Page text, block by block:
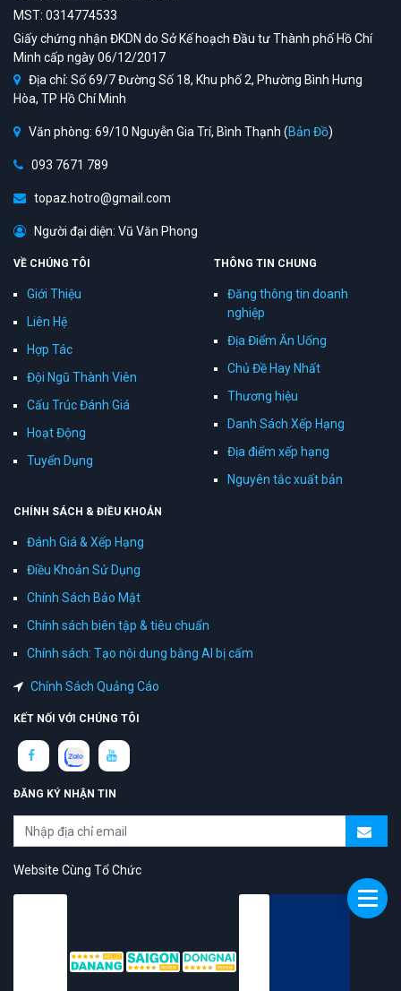
MST: 0314774533
Giấy chứng nhận ĐKDN do Sở Kế hoạch Đầu tư Thành phố Hồ Chí
Minh cấp ngày 06/12/2017
Địa chỉ: Số 69/7 Đường Số 18, Khu phố 2, Phường Bình Hưng
Hòa, TP Hồ Chí Minh
Văn phòng: 69/10 Nguyễn Gia Trí, Bình Thạnh (Bản Đồ)
093 7671 789
topaz.hotro@gmail.com
Người đại diện: Vũ Văn Phong
VỀ CHÚNG TÔI
Giới Thiệu
Liên Hệ
Hợp Tác
Đội Ngũ Thành Viên
Cấu Trúc Đánh Giá
Hoạt Động
Tuyển Dụng
THÔNG TIN CHUNG
Đăng thông tin doanh
nghiệp
Địa Điểm Ăn Uống
Chủ Đề Hay Nhất
Thương hiệu
Danh Sách Xếp Hạng
Địa điểm xếp hạng
Nguyên tắc xuất bản
CHÍNH SÁCH & ĐIỀU KHOẢN
Đánh Giá & Xếp Hạng
Điều Khoản Sử Dụng
Chính Sách Bảo Mật
Chính sách biên tập & tiêu chuẩn
Chính sách: Tạo nội dung bằng AI bị cấm
Chính Sách Quảng Cáo
KẾT NỐI VỚI CHÚNG TÔI
ĐĂNG KÝ NHẬN TIN
Website Cùng Tổ Chức